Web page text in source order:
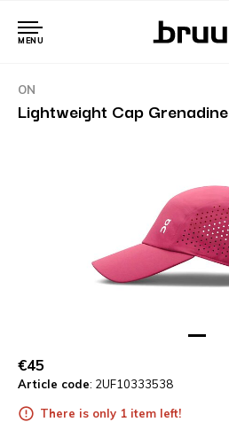
MENU
ON
Lightweight Cap Grenadine
€45
Article code: 2UF10333538
There is only 1 item left!